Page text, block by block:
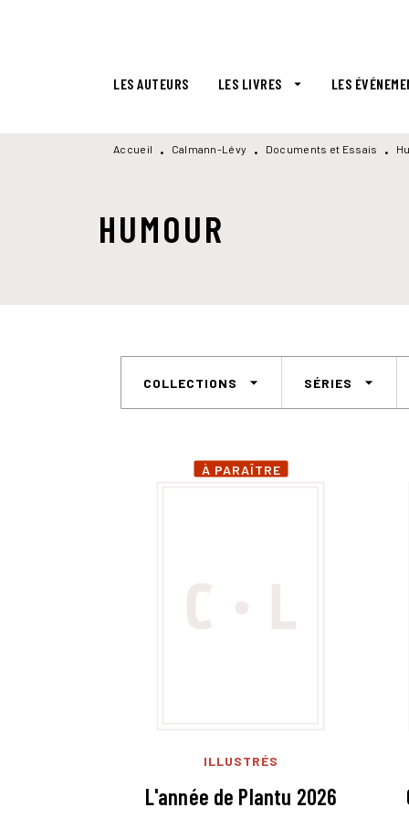
LES AUTEURS LES LIVRES arrow_drop_down LES
Accueil • Calmann-Lévy • Documents et Essais •
HUMOUR
COLLECTIONS arrow_drop_down SÉRIES arrow_drop_down
À PARAÎTRE
ILLUSTRÉS
L'année de Plantu 2026